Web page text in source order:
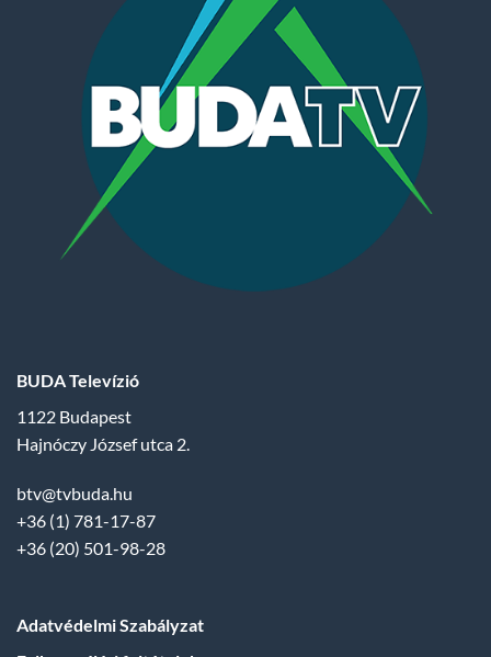
BUDA Televízió
1122 Budapest
Hajnóczy József utca 2.
btv@tvbuda.hu
+36 (1) 781-17-87
+36 (20) 501-98-28
Adatvédelmi Szabályzat